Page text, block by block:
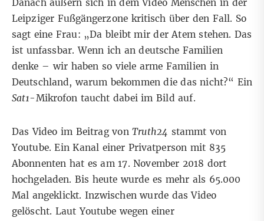
Danach äußern sich in dem Video Menschen in der
Leipziger Fußgängerzone kritisch über den Fall. So
sagt eine Frau: „Da bleibt mir der Atem stehen. Das
ist unfassbar. Wenn ich an deutsche Familien
denke – wir haben so viele arme Familien in
Deutschland, warum bekommen die das nicht?“ Ein
Sat1-Mikrofon taucht dabei im Bild auf.
Das Video im Beitrag vonTruth24 stammt von
Youtube. Ein Kanal einer Privatperson mit 835
Abonnenten hat es am 17. November 2018 dort
hochgeladen. Bis heute wurde es mehr als 65.000
Mal angeklickt. Inzwischen wurde das Video
gelöscht. Laut Youtube wegen einer